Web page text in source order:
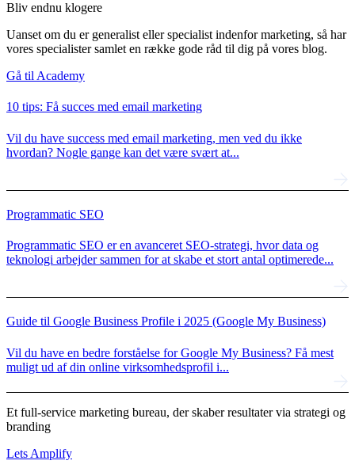
Bliv endnu klogere
Uanset om du er generalist eller specialist indenfor marketing, så har
vores specialister samlet en række gode råd til dig på vores blog.
Gå til Academy
10 tips: Få succes med email marketing
Vil du have success med email marketing, men ved du ikke
hvordan? Nogle gange kan det være svært at...
Programmatic SEO
Programmatic SEO er en avanceret SEO-strategi, hvor data og
teknologi arbejder sammen for at skabe et stort antal optimerede...
Guide til Google Business Profile i 2025 (Google My Business)
Vil du have en bedre forståelse for Google My Business? Få mest
muligt ud af din online virksomhedsprofil i...
Et full-service marketing bureau, der skaber resultater via strategi og
branding
Lets Amplify